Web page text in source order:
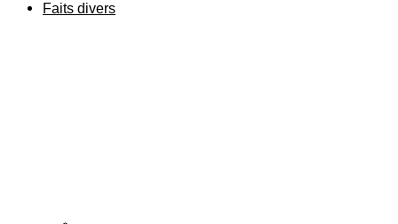
Faits divers